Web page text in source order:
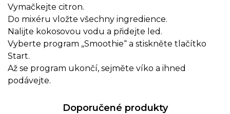
Vymačkejte citron.
Do mixéru vložte všechny ingredience.
Nalijte kokosovou vodu a přidejte led.
Vyberte program „Smoothie“ a stiskněte tlačítko
Start.
Až se program ukončí, sejměte víko a ihned
podávejte.
Doporučené produkty